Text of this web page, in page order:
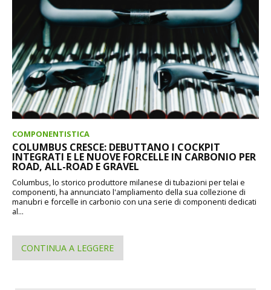
COMPONENTISTICA
COLUMBUS CRESCE: DEBUTTANO I COCKPIT
INTEGRATI E LE NUOVE FORCELLE IN CARBONIO PER
ROAD, ALL-ROAD E GRAVEL
Columbus, lo storico produttore milanese di tubazioni per telai e
componenti, ha annunciato l'ampliamento della sua collezione di
manubri e forcelle in carbonio con una serie di componenti dedicati
al...
CONTINUA A LEGGERE